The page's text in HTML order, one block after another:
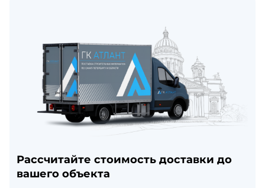
Рассчитайте стоимость доставки до
вашего объекта